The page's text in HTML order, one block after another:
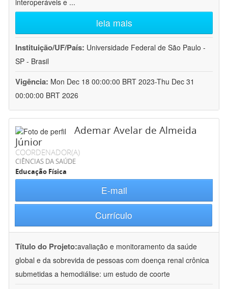
interoperáveis e ...
leia mais
Instituição/UF/País: Universidade Federal de São Paulo -
SP - Brasil
Vigência: Mon Dec 18 00:00:00 BRT 2023-Thu Dec 31
00:00:00 BRT 2026
Ademar Avelar de Almeida
Júnior
COORDENADOR(A)
CIÊNCIAS DA SAÚDE
Educação Física
E-mail
Currículo
Título do Projeto:avaliação e monitoramento da saúde
global e da sobrevida de pessoas com doença renal crônica
submetidas a hemodiálise: um estudo de coorte